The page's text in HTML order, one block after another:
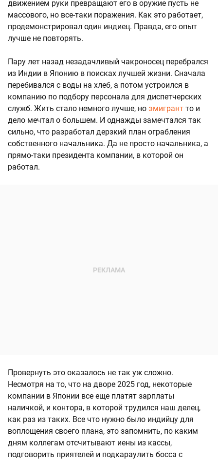
движением руки превращают его в оружие пусть не
массового, но все-таки поражения. Как это работает,
продемонстрировал один индиец. Правда, его опыт
лучше не повторять.
Пару лет назад незадачливый чакроносец перебрался
из Индии в Японию в поисках лучшей жизни. Сначала
перебивался с воды на хлеб, а потом устроился в
компанию по подбору персонала для диспетчерских
служб. Жить стало немного лучше, но эмигрант то и
дело мечтал о большем. И однажды замечтался так
сильно, что разработал дерзкий план ограбления
собственного начальника. Да не просто начальника, а
прямо-таки президента компании, в которой он
работал.
Провернуть это оказалось не так уж сложно.
Несмотря на то, что на дворе 2025 год, некоторые
компании в Японии все еще платят зарплаты
наличкой, и контора, в которой трудился наш делец,
как раз из таких. Все что нужно было индийцу для
воплощения своего плана, это запомнить, по каким
дням коллегам отсчитывают иены из кассы,
подговорить приятелей и подкараулить босса с